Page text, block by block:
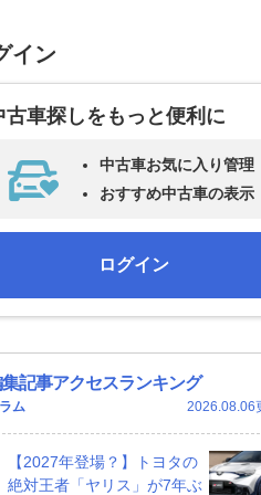
イン
古車探しをもっと便利に
中古車お気に入り管理
おすすめ中古車の表示
ログイン
記事アクセスランキング
ム 2026.08.06
【2027年登場？】トヨタの
絶対王者「ヤリス」が7年ぶ